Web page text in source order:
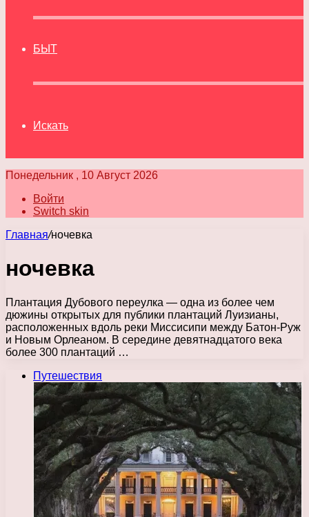
БЫТ
Искать
Понедельник , 10 Август 2026
Войти
Switch skin
Главная/ночевка
ночевка
Плантация Дубового переулка — одна из более чем
дюжины открытых для публики плантаций Луизианы,
расположенных вдоль реки Миссисипи между Батон-Руж
и Новым Орлеаном. В середине девятнадцатого века
более 300 плантаций …
Путешествия